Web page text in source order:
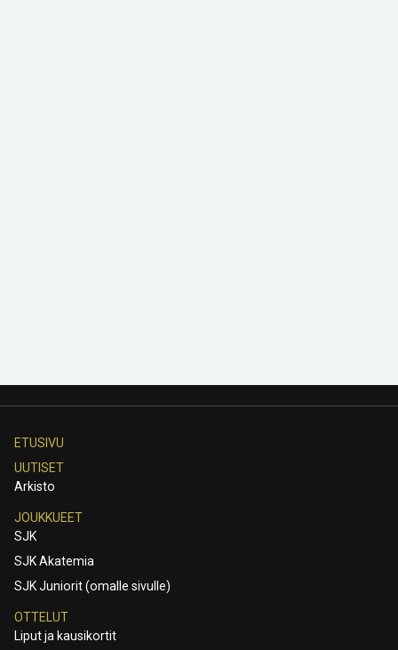
ETUSIVU
UUTISET
Arkisto
JOUKKUEET
SJK
SJK Akatemia
SJK Juniorit (omalle sivulle)
OTTELUT
Liput ja kausikortit